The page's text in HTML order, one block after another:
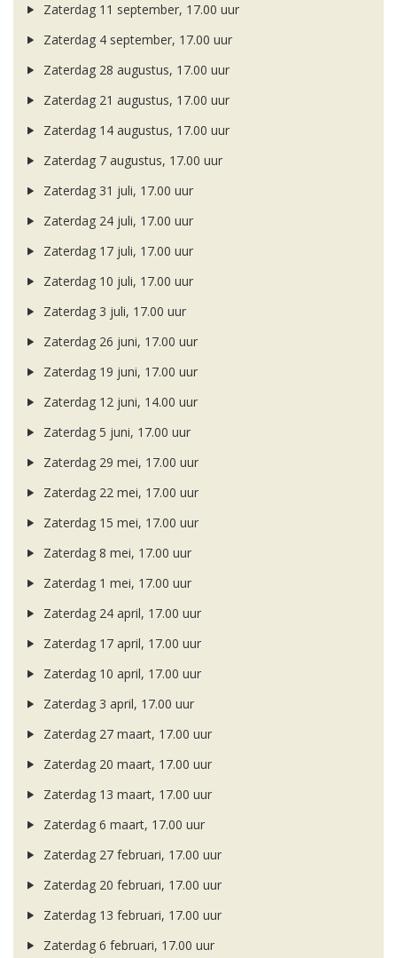
Zaterdag 11 september, 17.00 uur
Zaterdag 4 september, 17.00 uur
Zaterdag 28 augustus, 17.00 uur
Zaterdag 21 augustus, 17.00 uur
Zaterdag 14 augustus, 17.00 uur
Zaterdag 7 augustus, 17.00 uur
Zaterdag 31 juli, 17.00 uur
Zaterdag 24 juli, 17.00 uur
Zaterdag 17 juli, 17.00 uur
Zaterdag 10 juli, 17.00 uur
Zaterdag 3 juli, 17.00 uur
Zaterdag 26 juni, 17.00 uur
Zaterdag 19 juni, 17.00 uur
Zaterdag 12 juni, 14.00 uur
Zaterdag 5 juni, 17.00 uur
Zaterdag 29 mei, 17.00 uur
Zaterdag 22 mei, 17.00 uur
Zaterdag 15 mei, 17.00 uur
Zaterdag 8 mei, 17.00 uur
Zaterdag 1 mei, 17.00 uur
Zaterdag 24 april, 17.00 uur
Zaterdag 17 april, 17.00 uur
Zaterdag 10 april, 17.00 uur
Zaterdag 3 april, 17.00 uur
Zaterdag 27 maart, 17.00 uur
Zaterdag 20 maart, 17.00 uur
Zaterdag 13 maart, 17.00 uur
Zaterdag 6 maart, 17.00 uur
Zaterdag 27 februari, 17.00 uur
Zaterdag 20 februari, 17.00 uur
Zaterdag 13 februari, 17.00 uur
Zaterdag 6 februari, 17.00 uur